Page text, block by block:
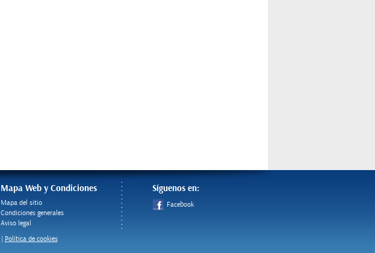
Mapa Web y Condiciones
Mapa del sitio
Condiciones generales
Aviso legal
Síguenos en:
Facebook
Política de cookies